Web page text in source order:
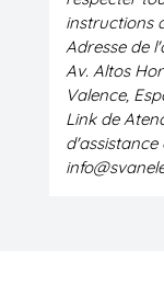
instructions
Adresse de
Av. Altos
Valence,
Link de